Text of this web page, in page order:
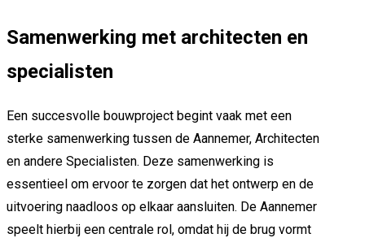
Samenwerking met architecten en
specialisten
Een succesvolle bouwproject begint vaak met een
sterke samenwerking tussen de Aannemer, Architecten
en andere Specialisten. Deze samenwerking is
essentieel om ervoor te zorgen dat het ontwerp en de
uitvoering naadloos op elkaar aansluiten. De Aannemer
speelt hierbij een centrale rol, omdat hij de brug vormt